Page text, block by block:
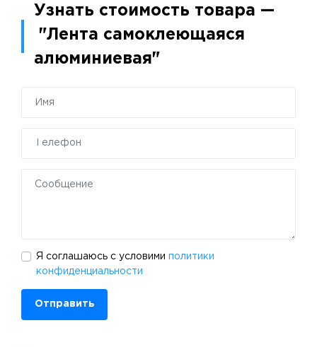
Узнать стоимость товара —
"Лента самоклеющаяся
алюминиевая"
Я соглашаюсь с условими политики
конфиденциальности
Отправить